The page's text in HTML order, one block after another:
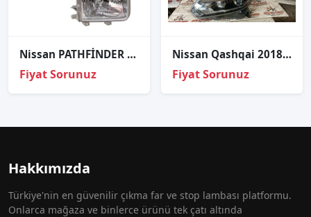
Nissan PATHFİNDER Ön Sağ-Sol Takım Far Lambası 1999-2002
Fiyat Sorunuz
Nissan Qashqai 2018 sol far
Fiyat Sorunuz
Hakkımızda
Türkiye'nin en güvenilir çıkma far ve stop lambası platformu.
Onlarca mağaza ve binlerce ürünü tek çatı altında